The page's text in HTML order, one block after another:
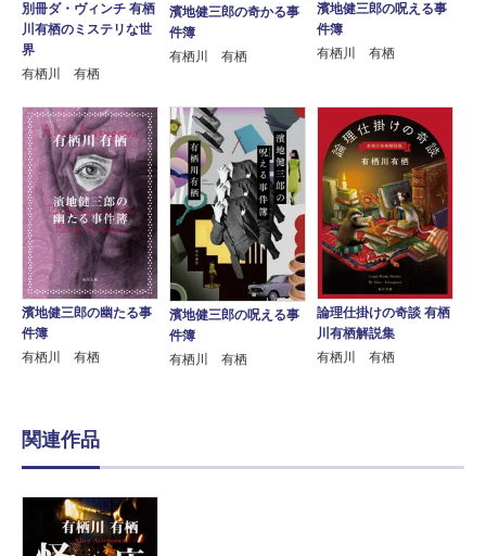
別冊ダ・ヴィンチ 有栖
川有栖のミステリな世
界
有栖川 有栖
濱地健三郎の奇かる事
件簿
有栖川 有栖
濱地健三郎の呪える事
件簿
有栖川 有栖
濱地健三郎の幽たる事
件簿
有栖川 有栖
濱地健三郎の呪える事
件簿
有栖川 有栖
論理仕掛けの奇談 有栖
川有栖解説集
有栖川 有栖
関連作品